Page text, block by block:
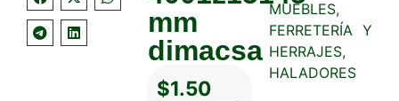
mm
dimacsa
$1.50
MUEBLES,
FERRETERÍA Y
HERRAJES,
HALADORES